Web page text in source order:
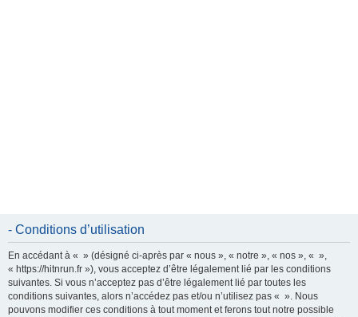
- Conditions d’utilisation
En accédant à « » (désigné ci-après par « nous », « notre », « nos », « »,
« https://hitnrun.fr »), vous acceptez d’être légalement lié par les conditions
suivantes. Si vous n’acceptez pas d’être légalement lié par toutes les
conditions suivantes, alors n’accédez pas et/ou n’utilisez pas « ». Nous
pouvons modifier ces conditions à tout moment et ferons tout notre possible